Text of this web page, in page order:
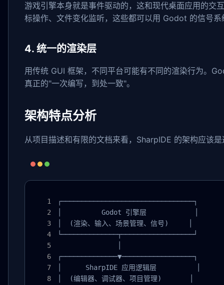
游戏引擎本身就是事件驱动的，这和现代桌面应用的交
标操作、文件变化监听，这些都可以用 Godot 的信号系
4. 统一的渲染层
用传统 GUI 框架，不同平台可能有不同的渲染行为。
真正的"一次编写，到处一致"。
架构特点分析
从项目描述和有限的文档来看，SharpIDE 的架构应该
┌─────────────────────────────────┐
│          Godot 引擎层            │
│  (渲染、输入、场景管理、信号)     │
└──────────────┬──────────────────┘
┌──────────────▼──────────────────┐
│      SharpIDE 应用逻辑层          │
│  (编辑器、调试器、项目管理)       │